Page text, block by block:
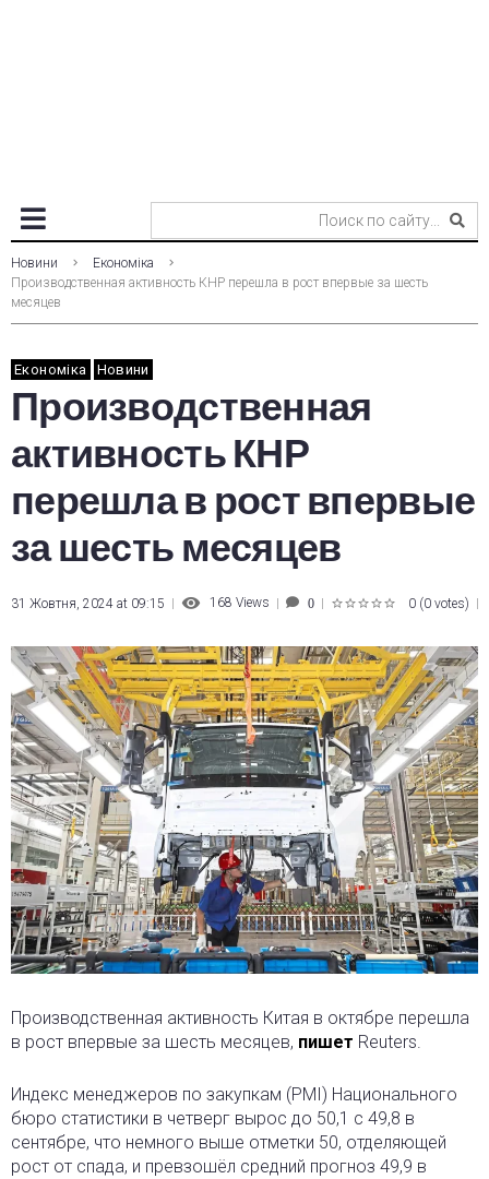
Новини
Економіка
Производственная активность КНР перешла в рост впервые за шесть
месяцев
Економіка Новини
Производственная
активность КНР
перешла в рост впервые
за шесть месяцев
31 Жовтня, 2024 at 09:15 168 Views 0 0 (0 votes)
Производственная активность Китая в октябре перешла
в рост впервые за шесть месяцев, пишет Reuters.
Индекс менеджеров по закупкам (PMI) Национального
бюро статистики в четверг вырос до 50,1 с 49,8 в
сентябре, что немного выше отметки 50, отделяющей
рост от спада, и превзошёл средний прогноз 49,9 в